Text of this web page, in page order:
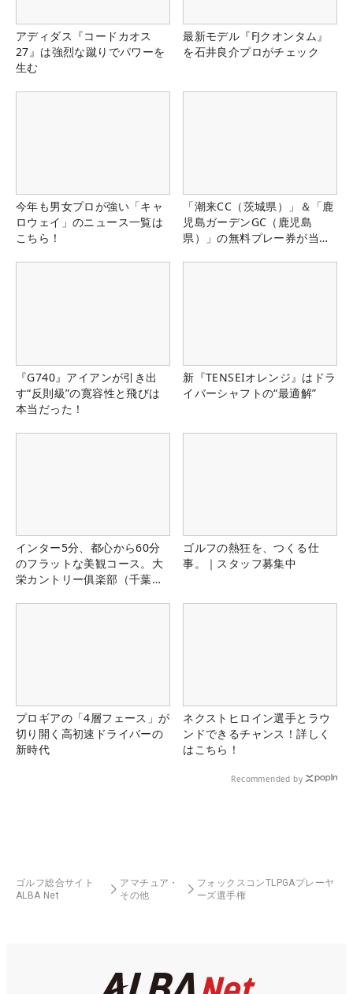
アディダス『コードカオス
27』は強烈な蹴りでパワーを
生む
最新モデル『FJクオンタム』
を石井良介プロがチェック
今年も男女プロが強い「キャ
ロウェイ」のニュース一覧は
こちら！
「潮来CC（茨城県）」＆「鹿
児島ガーデンGC（鹿児島
県）」の無料プレー券が当た
『G740』アイアンが引き出
す“反則級”の寛容性と飛びは
本当だった！
新『TENSEIオレンジ』はドラ
イバーシャフトの“最適解”
インター5分、都心から60分
のフラットな美観コース。大
栄カントリー俱楽部（千葉
ゴルフの熱狂を、つくる仕
事。｜スタッフ募集中
プロギアの「4層フェース」が
切り開く高初速ドライバーの
新時代
ネクストヒロイン選手とラウ
ンドできるチャンス！詳しく
はこちら！
Recommended by
ゴルフ総合サイト
ALBA Net
アマチュア・
その他
フォックスコンTLPGAプレーヤ
ーズ選手権